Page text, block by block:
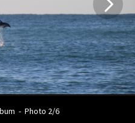
- Photo 2/6